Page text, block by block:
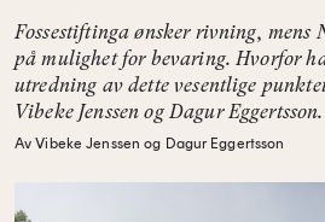
Fossestiftinga ønsker rivning, mens
på mulighet for bevaring. Hvorfor
utredning av dette vesentlige
Vibeke Jenssen og Dagur Eggertsson.
Av Vibeke Jenssen og Dagur Eggertsson